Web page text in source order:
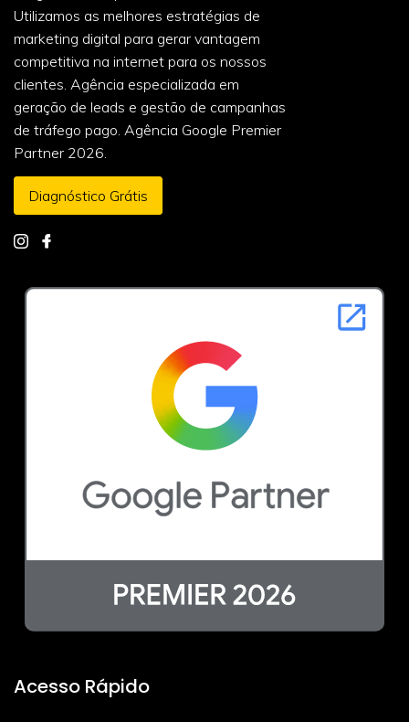
Utilizamos as melhores estratégias de
marketing digital para gerar vantagem
competitiva na internet para os nossos
clientes. Agência especializada em
geração de leads e gestão de campanhas
de tráfego pago. Agência Google Premier
Partner 2026.
Diagnóstico Grátis
Acesso Rápido